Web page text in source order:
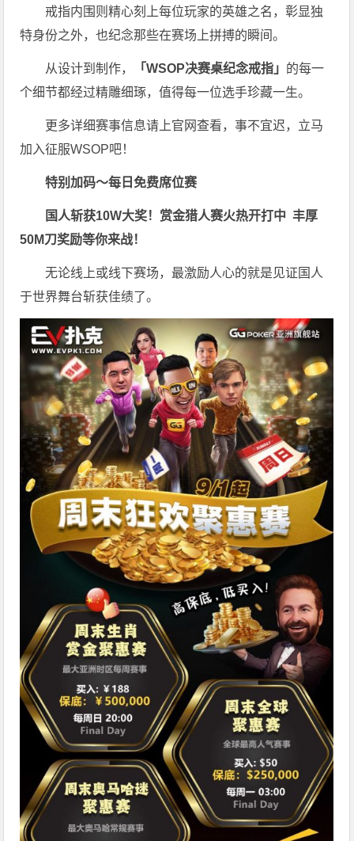
戒指内围则精心刻上每位玩家的英雄之名，彰显独
特身份之外，也纪念那些在赛场上拼搏的瞬间。
从设计到制作， 「WSOP决赛桌纪念戒指」 的每一
个细节都经过精雕细琢，值得每一位选手珍藏一生。
更多详细赛事信息请上官网查看，事不宜迟，立马
加入征服WSOP吧！
特别加码～每日免费席位赛
国人斩获10W大奖！ 赏金猎人赛火热开打中 丰厚
50M刀奖励等你来战！
无论线上或线下赛场，最激励人心的就是见证国人
于世界舞台斩获佳绩了。